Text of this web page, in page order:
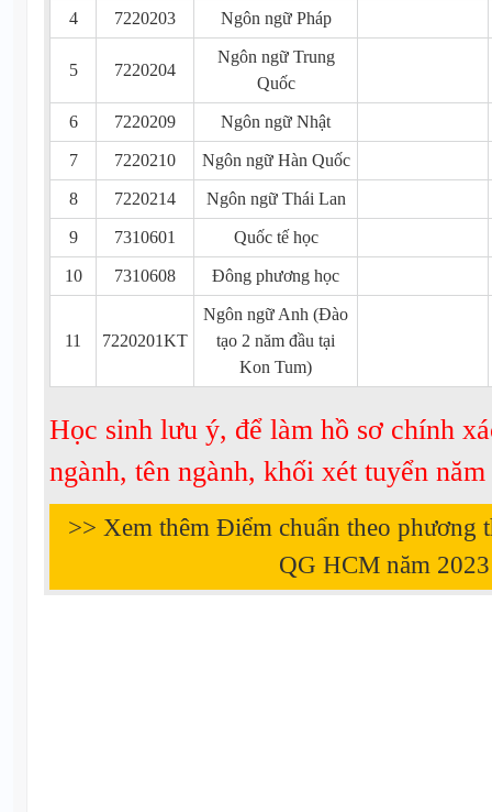
4 7220203 Ngôn ngữ Pháp
5 7220204
Ngôn ngữ Trung
Quốc
6 7220209 Ngôn ngữ Nhật
7 7220210 Ngôn ngữ Hàn Quốc
8 7220214 Ngôn ngữ Thái Lan
9 7310601 Quốc tế học
10 7310608 Đông phương học
11 7220201KT
Ngôn ngữ Anh (Đào
tạo 2 năm đầu tại
Kon Tum)
Học sinh lưu ý, để làm hồ sơ chính
ngành, tên ngành, khối xét tuyển
>> Xem thêm Điểm chuẩn theo
QG HCM năm 2023